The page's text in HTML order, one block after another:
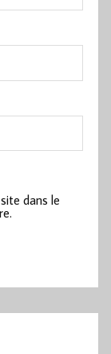
dans le